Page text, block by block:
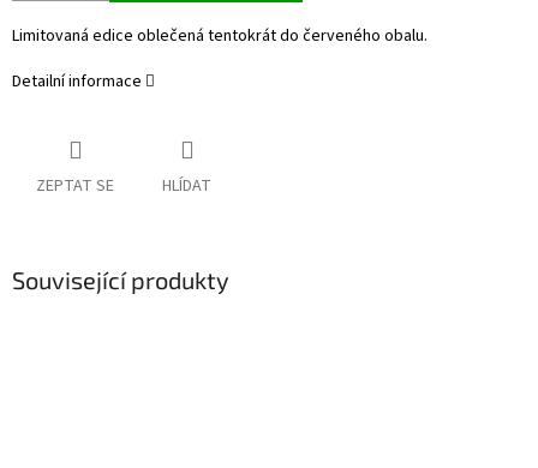
Limitovaná edice oblečená tentokrát do červeného obalu.
Detailní informace
ZEPTAT SE HLÍDAT
Související produkty